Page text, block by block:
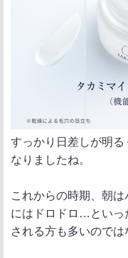
すっかり日差しが明
なりましたね。
これからの時期、朝
にはドロドロ…といっ
される方も多いのでは